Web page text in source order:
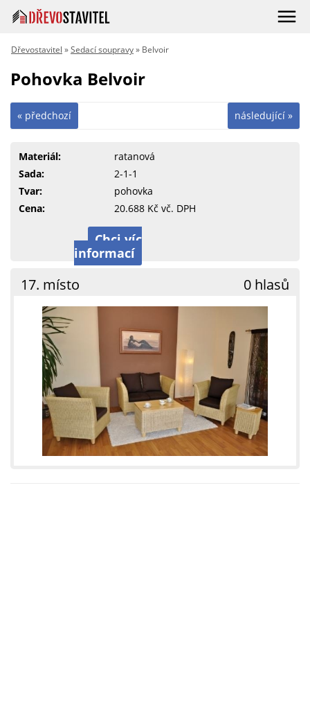
Dřevostavitel »Sedací soupravy» Belvoir
Pohovka Belvoir
následující »
« předchozí
Materiál:
ratanová
Sada:
2-1-1
Tvar:
pohovka
Cena:
20.688 Kč vč. DPH
Chci víc
informací
17. místo 0 hlasů